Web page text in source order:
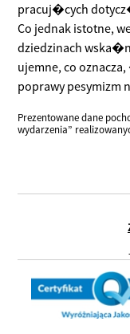
pracuj�cych
Co jednak istotne,
dziedzinach
ujemne, co
poprawy pesymizm
Prezentowane dane
wydarzenia”